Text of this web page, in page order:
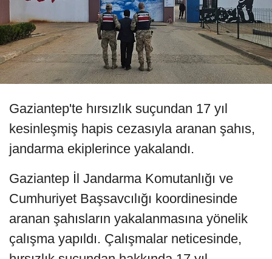
Gaziantep'te hırsızlık suçundan 17 yıl
kesinleşmiş hapis cezasıyla aranan şahıs,
jandarma ekiplerince yakalandı.
Gaziantep İl Jandarma Komutanlığı ve
Cumhuriyet Başsavcılığı koordinesinde
aranan şahısların yakalanmasına yönelik
çalışma yapıldı. Çalışmalar neticesinde,